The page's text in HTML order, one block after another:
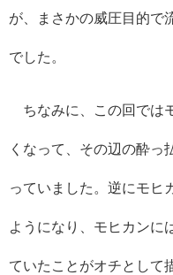
が、まさかの威圧目的で
でした。
ちなみに、この回では
くなって、その辺の酔っ
っていました。逆にモヒ
ようになり、モヒカンに
ていたことがオチとして